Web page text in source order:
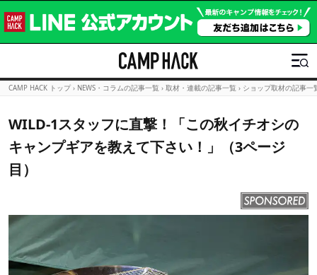
CAMP HACK トップ › NEWS・コラムの記事一覧 › 取材・連載の記事一覧 › ショップ取材の記事一
WILD-1スタッフに直撃！「この秋イチオシの
キャンプギアを教えて下さい！」（3ページ
目）